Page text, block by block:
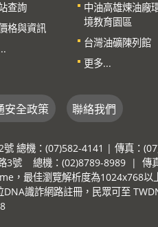
查詢
格與資訊
中油高雄煉油廠
境教育園區
台灣油礦陳列館
更多...
安全政策 聯絡我們
總機：(07)582-4141 | 傳真：
3號 總機：(02)8789-8989 | 傳
，最佳瀏覽解析度為1024x768以
識詐網路註冊，民眾可至